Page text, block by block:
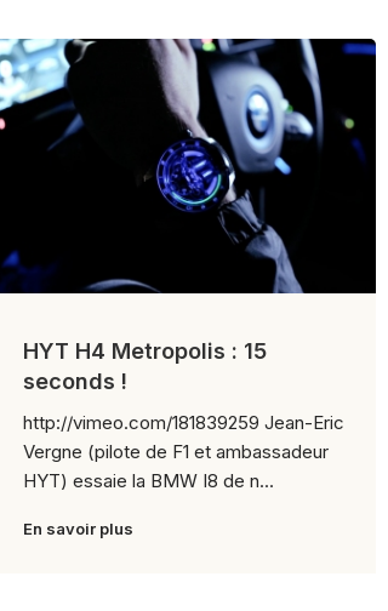
HYT H4 Metropolis : 15
seconds !
http://vimeo.com/181839259 Jean-Eric
Vergne (pilote de F1 et ambassadeur
HYT) essaie la BMW I8 de n...
En savoir plus